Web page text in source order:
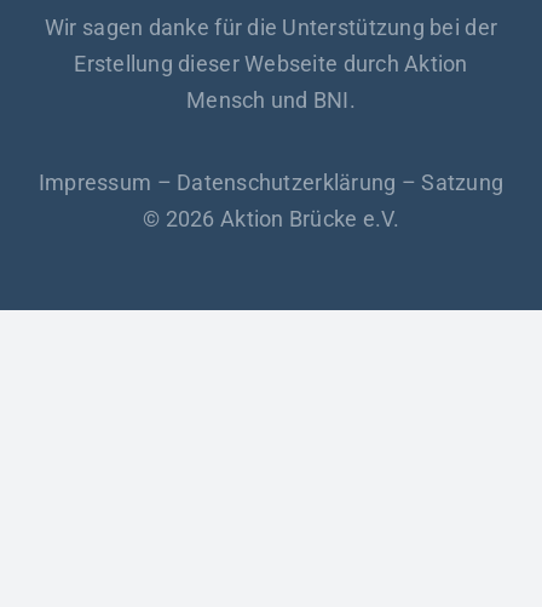
Wir sagen danke für die Unterstützung bei der
Erstellung dieser Webseite durch Aktion
Mensch und BNI.
Impressum – Datenschutzerklärung – Satzung
© 2026 Aktion Brücke e.V.